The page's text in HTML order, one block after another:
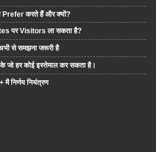
करते हैं और क्यों?
पर Visitors ला सकता है?
से समझना जरूरी है
जो हर कोई इस्तेमाल कर सकता है।
निर्णय नियंत्रण